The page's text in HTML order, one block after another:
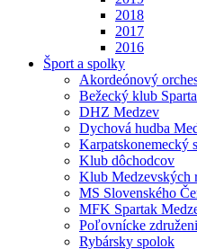
2018
2017
2016
Šport a spolky
Akordeónový
Bežecký klub
DHZ Medzev
Dychová hudba
Karpatskonemecký
Klub dôchodcov
Klub Medzevských
MS Slovenského
MFK Spartak
Poľovnícke
Rybársky spolok